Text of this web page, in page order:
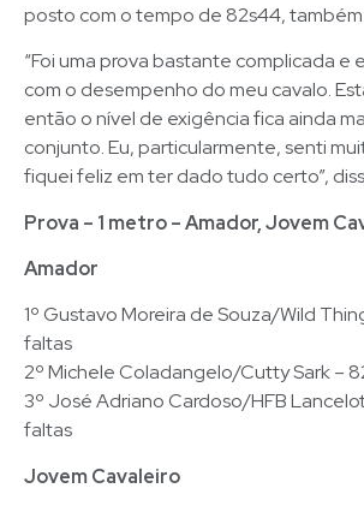
posto com o tempo de 82s44, também
“Foi uma prova bastante complicada e
com o desempenho do meu cavalo.
então o nível de exigência fica ainda
conjunto. Eu, particularmente, senti
fiquei feliz em ter dado tudo certo”,
Prova – 1 metro – Amador, Jovem
Amador
1º Gustavo Moreira de Souza/Wild
faltas
2º Michele Coladangelo/Cutty Sark –
3º José Adriano Cardoso/HFB
faltas
Jovem Cavaleiro